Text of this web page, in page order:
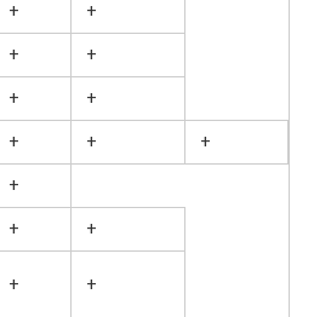
+
+
+
+
+
+
+ +
+
+
+
+
+ +